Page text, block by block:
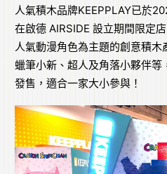
人氣積木品牌KEEPPLAY已於
在啟德 AIRSIDE 設立期間限定
人氣動漫角色為主題的創意積木
蠟筆小新、超人及角落小夥伴
發售，適合一家大小參與！